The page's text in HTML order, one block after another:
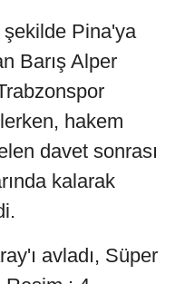
Pina'ya
Barış Alper
hakem
davet sonrası
kalarak